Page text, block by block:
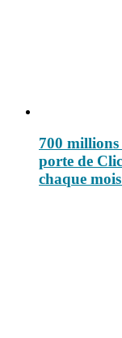
700
porte de
chaque